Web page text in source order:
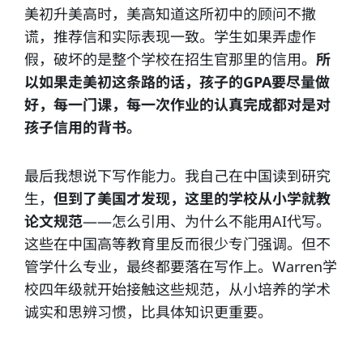
美初升美高时，美高知道这所初中的顾问不撒
谎，推荐信和实际表现一致。学生如果弄虚作
假，破坏的是整个学校在招生官那里的信用。 所
以如果走美初这条路的话，孩子的GPA要尽量做
好，每一门课，每一次作业的认真完成都对是对
孩子信用的背书。
最后我想说下写作能力。我自己在中国读到研究
生， 但到了美国才发现，这里的学校从小学就教
论文规范——怎么引用、为什么不能用AI代写。
这些在中国高等教育里反而很少专门强调。但不
管学什么专业，最终都要落在写作上。Warren学
校四年级就开始接触这些规范，从小培养的学术
诚实和思辨习惯，比具体知识更重要。